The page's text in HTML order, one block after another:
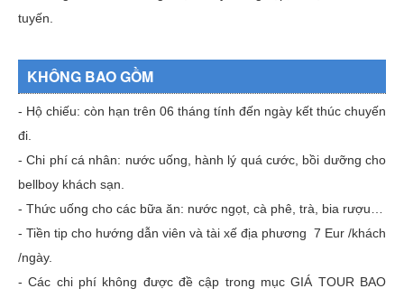
tuyến.
KHÔNG BAO GỒM
- Hộ chiếu: còn hạn trên 06 tháng tính đến ngày kết thúc chuyến
đi.
- Chi phí cá nhân: nước uống, hành lý quá cước, bồi dưỡng cho
bellboy khách sạn.
- Thức uống cho các bữa ăn: nước ngọt, cà phê, trà, bia rượu…
- Tiền tip cho hướng dẫn viên và tài xế địa phương 7 Eur /khách
/ngày.
- Các chi phí không được đề cập trong mục GIÁ TOUR BAO